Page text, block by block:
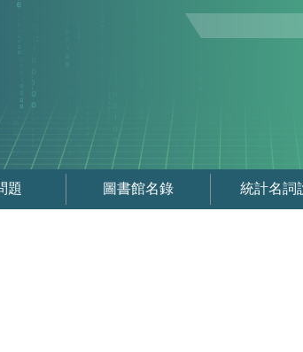
題 圖書館名錄 統計名詞